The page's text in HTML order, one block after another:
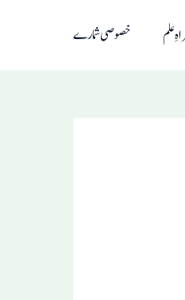
علم خصوصی شمارے